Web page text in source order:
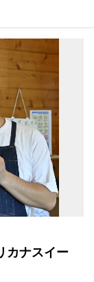
カナスイー